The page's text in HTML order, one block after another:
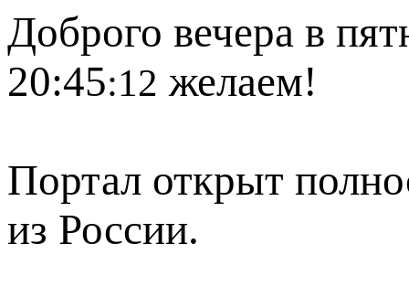
Доброго вечера в
20:45:12 желаем!
Портал открыт
из России.